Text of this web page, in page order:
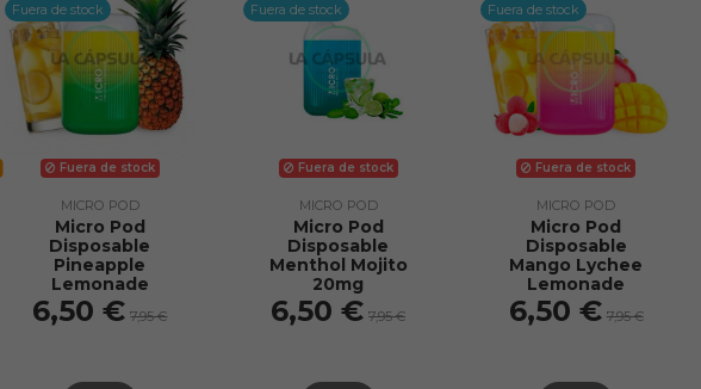
Fuera de stock
Fuera de stock
MICRO POD
Micro Pod
Disposable
Pineapple
Lemonade
6,50 € 7,95 €
Fuera de stock
Fuera de stock
MICRO POD
Micro Pod
Disposable
Menthol Mojito
20mg
6,50 € 7,95 €
Fuera de stock
Fuera de stock
MICRO POD
Micro Pod
Disposable
Mango Lychee
Lemonade
6,50 € 7,95 €